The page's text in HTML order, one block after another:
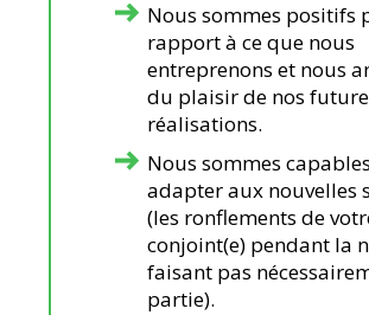
Nous sommes positifs
rapport à ce que nous
entreprenons et nous
du plaisir de nos
réalisations.
Nous sommes
adapter aux nouvelles
(les ronflements de
conjoint(e) pendant la
faisant pas
partie).